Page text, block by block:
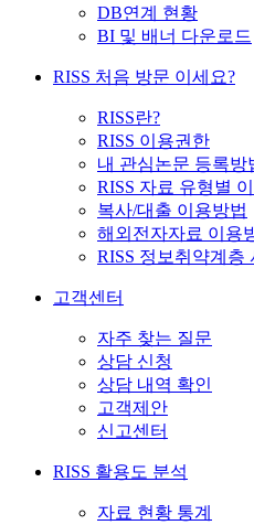
DB연계 현황
BI 및 배너 다운로드
RISS 처음 방문 이세요?
RISS란?
RISS 이용권한
내 관심논문 등록방
RISS 자료 유형별
복사/대출 이용방법
해외전자자료 이용
RISS 정보취약계층
고객센터
자주 찾는 질문
상담 신청
상담 내역 확인
고객제안
신고센터
RISS 활용도 분석
자료 현황 통계